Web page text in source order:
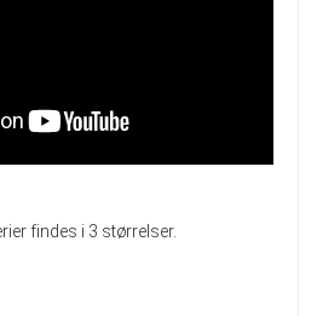
findes i 3 størrelser.